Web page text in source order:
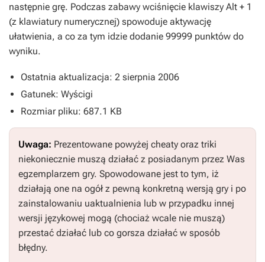
następnie grę. Podczas zabawy wciśnięcie klawiszy Alt + 1
(z klawiatury numerycznej) spowoduje aktywację
ułatwienia, a co za tym idzie dodanie 99999 punktów do
wyniku.
Ostatnia aktualizacja: 2 sierpnia 2006
Gatunek: Wyścigi
Rozmiar pliku: 687.1 KB
Uwaga: Prezentowane powyżej cheaty oraz triki
niekoniecznie muszą działać z posiadanym przez Was
egzemplarzem gry. Spowodowane jest to tym, iż
działają one na ogół z pewną konkretną wersją gry i po
zainstalowaniu uaktualnienia lub w przypadku innej
wersji językowej mogą (chociaż wcale nie muszą)
przestać działać lub co gorsza działać w sposób
błędny.